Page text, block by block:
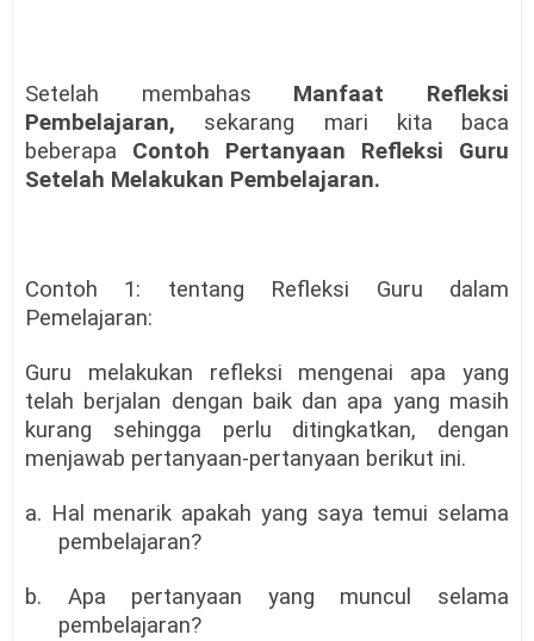
Setelah membahas Manfaat Refleksi
Pembelajaran, sekarang mari kita baca
beberapa Contoh Pertanyaan Refleksi Guru
Setelah Melakukan Pembelajaran.
Contoh 1: tentang Refleksi Guru dalam
Pemelajaran:
Guru melakukan refleksi mengenai apa yang
telah berjalan dengan baik dan apa yang masih
kurang sehingga perlu ditingkatkan, dengan
menjawab pertanyaan-pertanyaan berikut ini.
a. Hal menarik apakah yang saya temui selama
pembelajaran?
b. Apa pertanyaan yang muncul selama
pembelajaran?